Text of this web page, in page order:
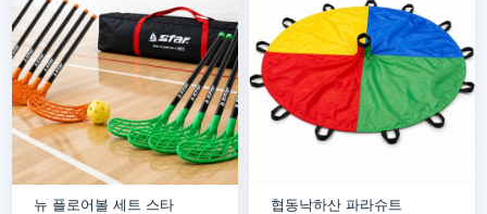
뉴 플로어볼 세트 스타
협동낙하산 파라슈트